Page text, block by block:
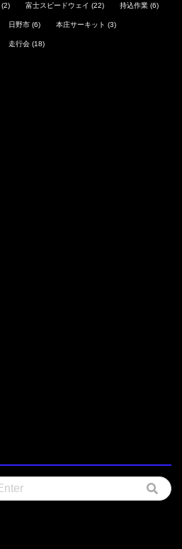
(2) 富士スピードウェイ (22) 持込作業 (6)
日野市 (6) 本庄サーキット (3)
走行会 (18)